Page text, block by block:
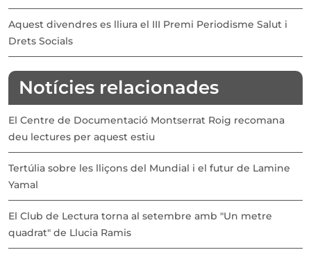
Aquest divendres es lliura el III Premi Periodisme Salut i
Drets Socials
Notícies relacionades
El Centre de Documentació Montserrat Roig recomana
deu lectures per aquest estiu
Tertúlia sobre les lliçons del Mundial i el futur de Lamine
Yamal
El Club de Lectura torna al setembre amb "Un metre
quadrat" de Llucia Ramis